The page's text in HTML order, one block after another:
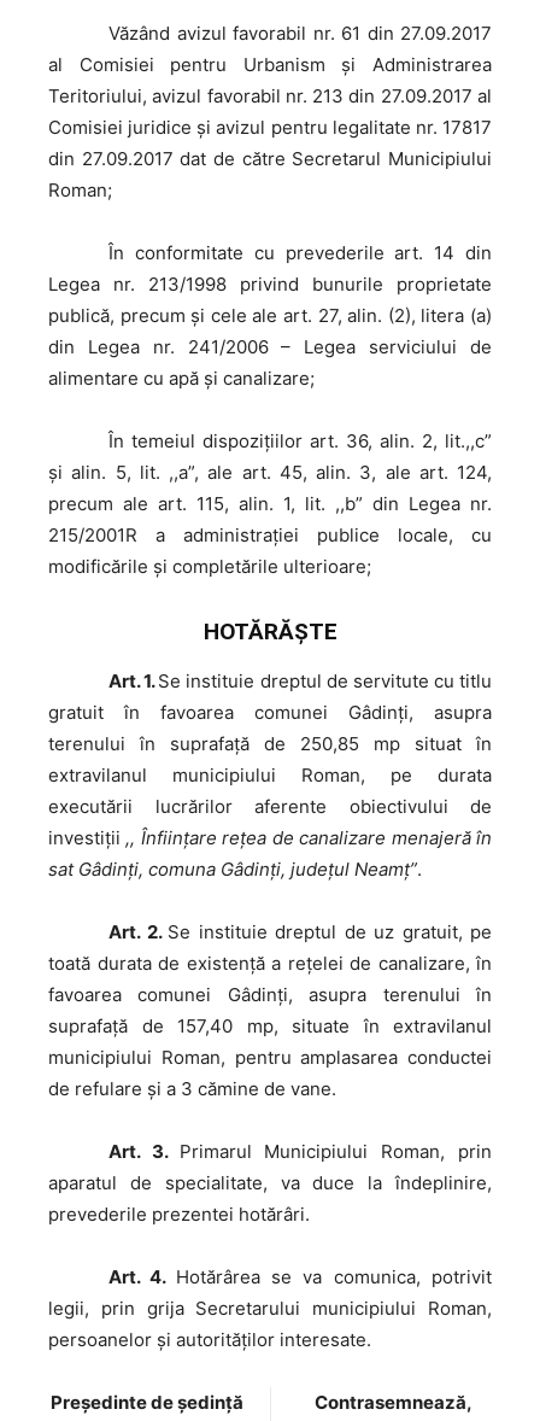
Văzând avizul favorabil nr. 61 din 27.09.2017
al Comisiei pentru Urbanism şi Administrarea
Teritoriului, avizul favorabil nr. 213 din 27.09.2017 al
Comisiei juridice şi avizul pentru legalitate nr. 17817
din 27.09.2017 dat de către Secretarul Municipiului
Roman;
În conformitate cu prevederile art. 14 din
Legea nr. 213/1998 privind bunurile proprietate
publică, precum şi cele ale art. 27, alin. (2), litera (a)
din Legea nr. 241/2006 – Legea serviciului de
alimentare cu apă şi canalizare;
În temeiul dispoziţiilor art. 36, alin. 2, lit.,,c”
și alin. 5, lit. ,,a”, ale art. 45, alin. 3, ale art. 124,
precum ale art. 115, alin. 1, lit. ,,b” din Legea nr.
215/2001R a administraţiei publice locale, cu
modificările şi completările ulterioare;
HOTĂRĂŞTE
Art. 1.Se instituie dreptul de servitute cu titlu
gratuit în favoarea comunei Gâdinţi, asupra
terenului în suprafaţă de 250,85 mp situat în
extravilanul municipiului Roman, pe durata
executării lucrărilor aferente obiectivului de
investiţii ,, Înfiinţare reţea de canalizare menajeră în
sat Gâdinţi, comuna Gâdinţi, judeţul Neamţ”.
Art. 2. Se instituie dreptul de uz gratuit, pe
toată durata de existenţă a reţelei de canalizare, în
favoarea comunei Gâdinţi, asupra terenului în
suprafaţă de 157,40 mp, situate în extravilanul
municipiului Roman, pentru amplasarea conductei
de refulare şi a 3 cămine de vane.
Art. 3. Primarul Municipiului Roman, prin
aparatul de specialitate, va duce la îndeplinire,
prevederile prezentei hotărâri.
Art. 4. Hotărârea se va comunica, potrivit
legii, prin grija Secretarului municipiului Roman,
persoanelor şi autorităţilor interesate.
Preşedinte de şedinţă
Contrasemnează,